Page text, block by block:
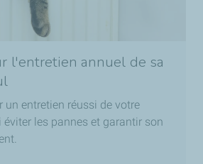
l'entretien annuel de sa
un entretien réussi de votre
éviter les pannes et garantir son